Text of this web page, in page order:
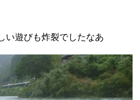
い遊びも炸裂でしたなあ